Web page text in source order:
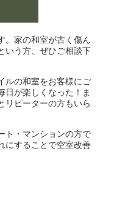
。家の和室が古く傷ん
いう方、ぜひご相談下
ルの和室をお客様にご
日が楽しくなった！ま
リピーターの方もいら
ト・マンションの方で
にすることで空室改善